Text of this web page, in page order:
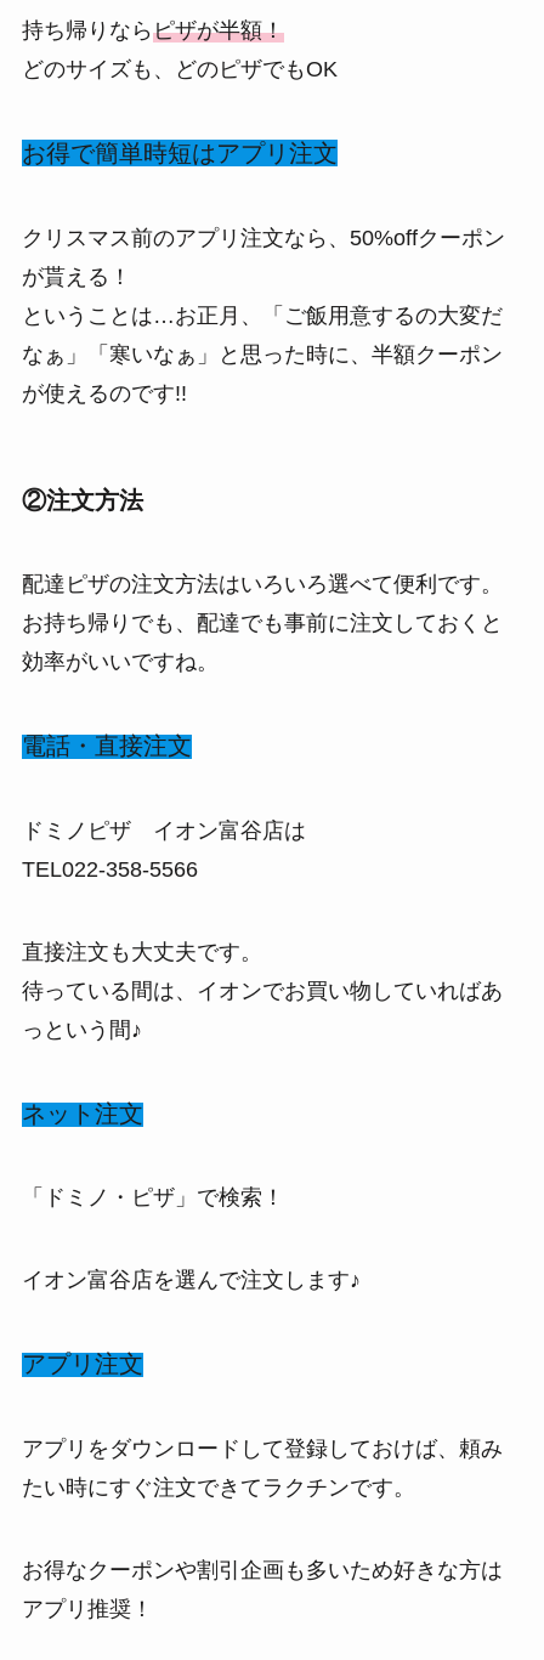
持ち帰りならピザが半額！
どのサイズも、どのピザでもOK
お得で簡単時短はアプリ注文
クリスマス前のアプリ注文なら、50%offクーポン
が貰える！
ということは…お正月、「ご飯用意するの大変だ
なぁ」「寒いなぁ」と思った時に、半額クーポン
が使えるのです!!
②注文方法
配達ピザの注文方法はいろいろ選べて便利です。
お持ち帰りでも、配達でも事前に注文しておくと
効率がいいですね。
電話・直接注文
ドミノピザ イオン富谷店は
TEL022-358-5566
直接注文も大丈夫です。
待っている間は、イオンでお買い物していればあ
っという間♪
ネット注文
「ドミノ・ピザ」で検索！
イオン富谷店を選んで注文します♪
アプリ注文
アプリをダウンロードして登録しておけば、頼み
たい時にすぐ注文できてラクチンです。
お得なクーポンや割引企画も多いため好きな方は
アプリ推奨！